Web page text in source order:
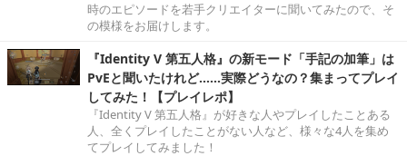
時のエピソードを若手クリエイターに聞いてみたので、そ
の模様をお届けします。
『Identity V 第五人格』の新モード「手記の加筆」は
PvEと聞いたけれど……実際どうなの？集まってプレイ
してみた！【プレイレポ】
『Identity V 第五人格』が好きな人やプレイしたことある
人、全くプレイしたことがない人など、様々な4人を集め
てプレイしてみました！